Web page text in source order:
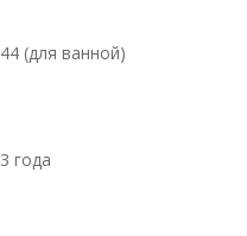
44 (для ванной)
3 года